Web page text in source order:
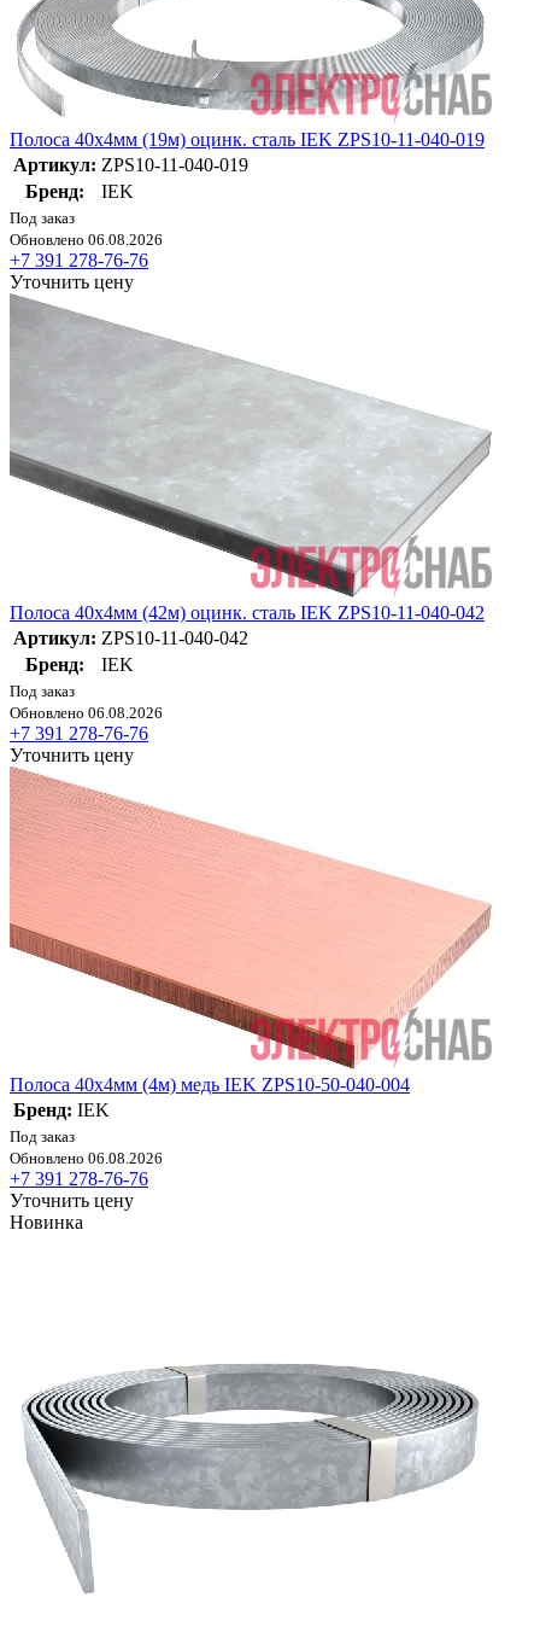
Полоса 40х4мм (19м) оцинк. сталь IEK ZPS10-11-040-019
Артикул: ZPS10-11-040-019
Бренд:
IEK
Под заказ
Обновлено 06.08.2026
+7 391 278-76-76
Уточнить цену
Полоса 40х4мм (42м) оцинк. сталь IEK ZPS10-11-040-042
Артикул: ZPS10-11-040-042
Бренд:
IEK
Под заказ
Обновлено 06.08.2026
+7 391 278-76-76
Уточнить цену
Полоса 40х4мм (4м) медь IEK ZPS10-50-040-004
Бренд: IEK
Под заказ
Обновлено 06.08.2026
+7 391 278-76-76
Уточнить цену
Новинка